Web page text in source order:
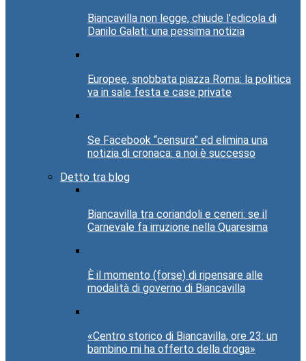
Biancavilla non legge, chiude l’edicola di
Danilo Galati: una pessima notizia
Europee, snobbata piazza Roma: la politica
va in sale festa e case private
Se Facebook “censura” ed elimina una
notizia di cronaca: a noi è successo
Detto tra blog
Biancavilla tra coriandoli e ceneri: se il
Carnevale fa irruzione nella Quaresima
È il momento (forse) di ripensare alle
modalità di governo di Biancavilla
«Centro storico di Biancavilla, ore 23: un
bambino mi ha offerto della droga»